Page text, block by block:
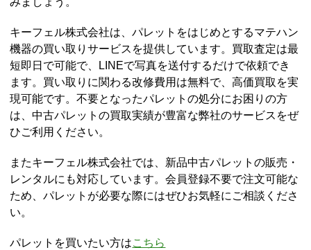
キーフェル株式会社は、パレットをはじめとするマテハン
機器の買い取りサービスを提供しています。買取査定は最
短即日で可能で、LINEで写真を送付するだけで依頼でき
ます。買い取りに関わる改修費用は無料で、高価買取を実
現可能です。不要となったパレットの処分にお困りの方
は、中古パレットの買取実績が豊富な弊社のサービスをぜ
ひご利用ください。
またキーフェル株式会社では、新品中古パレットの販売・
レンタルにも対応しています。会員登録不要で注文可能な
ため、パレットが必要な際にはぜひお気軽にご相談くださ
い。
パレットを買いたい方はこちら